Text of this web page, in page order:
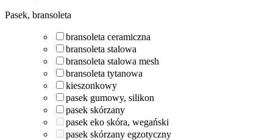
Pasek, bransoleta
bransoleta ceramiczna
bransoleta stalowa
bransoleta stalowa mesh
bransoleta tytanowa
kieszonkowy
pasek gumowy, silikon
pasek skórzany
pasek eko skóra, wegański
pasek skórzany egzotyczny